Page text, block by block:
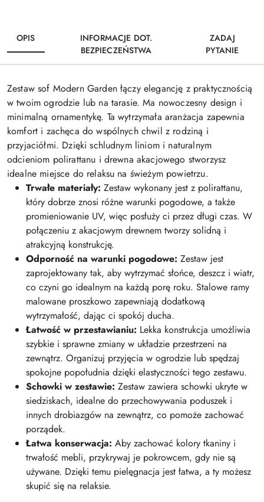
OPIS
INFORMACJE DOT.
BEZPIECZEŃSTWA
ZADAJ
PYTANIE
Zestaw sof Modern Garden łączy elegancję z praktycznością
w twoim ogrodzie lub na tarasie. Ma nowoczesny design i
minimalną ornamentykę. Ta wytrzymała aranżacja zapewnia
komfort i zachęca do wspólnych chwil z rodziną i
przyjaciółmi. Dzięki schludnym liniom i naturalnym
odcieniom polirattanu i drewna akacjowego stworzysz
idealne miejsce do relaksu na świeżym powietrzu.
Trwałe materiały: Zestaw wykonany jest z polirattanu,
który dobrze znosi różne warunki pogodowe, a także
promieniowanie UV, więc posłuży ci przez długi czas. W
połączeniu z akacjowym drewnem tworzy solidną i
atrakcyjną konstrukcję.
Odporność na warunki pogodowe: Zestaw jest
zaprojektowany tak, aby wytrzymać słońce, deszcz i wiatr,
co czyni go idealnym na każdą porę roku. Stalowe ramy
malowane proszkowo zapewniają dodatkową
wytrzymałość, dając ci spokój ducha.
Łatwość w przestawianiu: Lekka konstrukcja umożliwia
szybkie i sprawne zmiany w układzie przestrzeni na
zewnątrz. Organizuj przyjęcia w ogrodzie lub spędzaj
spokojne popołudnia dzięki elastyczności tego zestawu.
Schowki w zestawie: Zestaw zawiera schowki ukryte w
siedziskach, idealne do przechowywania poduszek i
innych drobiazgów na zewnątrz, co pomoże zachować
porządek.
Łatwa konserwacja: Aby zachować kolory tkaniny i
trwałość mebli, przykrywaj je pokrowcem, gdy nie są
używane. Dzięki temu pielęgnacja jest łatwa, a ty możesz
skupić się na relaksie.